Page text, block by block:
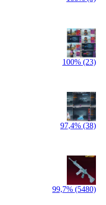
100% (23)
97,4% (38)
99,7% (5480)